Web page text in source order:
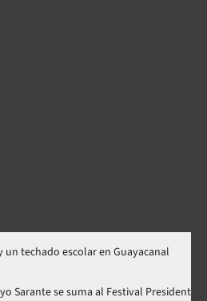
en Guayacanal
Yiyo Sarante se suma al